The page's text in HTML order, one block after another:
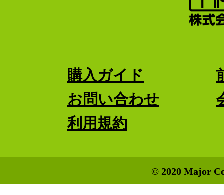
購入ガイド
お問い合わせ
利用規約
© 2020 Major